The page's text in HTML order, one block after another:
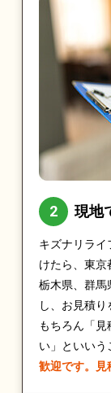
現地
キズナリラ
けたら、東京
栃木県、群馬
し、お見積り
もちろん「
い」といいう
歓迎です。見